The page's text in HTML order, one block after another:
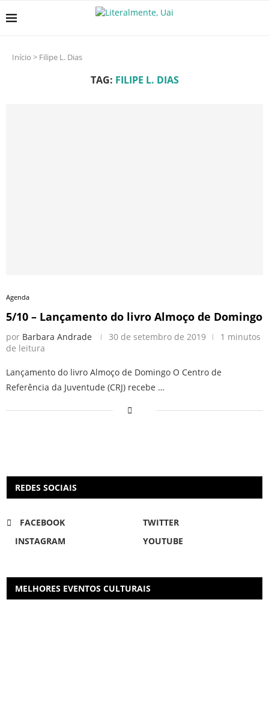
Início > Filipe L. Dias
TAG: FILIPE L. DIAS
Agenda
5/10 – Lançamento do livro Almoço de Domingo
por Barbara Andrade 30 de setembro de 2019
1 minutos
de leitura
Lançamento do livro Almoço de Domingo O Centro de
Referência da Juventude (CRJ) recebe …
REDES SOCIAIS
FACEBOOK
TWITTER
INSTAGRAM
YOUTUBE
MELHORES EVENTOS CULTURAIS